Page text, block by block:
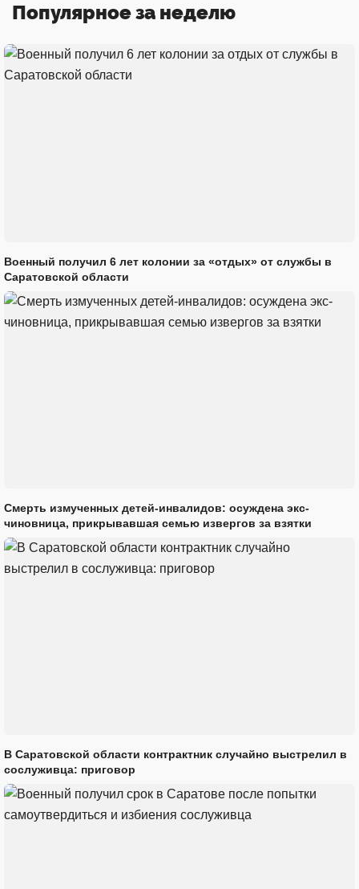
Популярное за неделю
Военный получил 6 лет колонии за «отдых» от службы в
Саратовской области
Смерть измученных детей-инвалидов: осуждена экс-
чиновница, прикрывавшая семью извергов за взятки
В Саратовской области контрактник случайно выстрелил в
сослуживца: приговор